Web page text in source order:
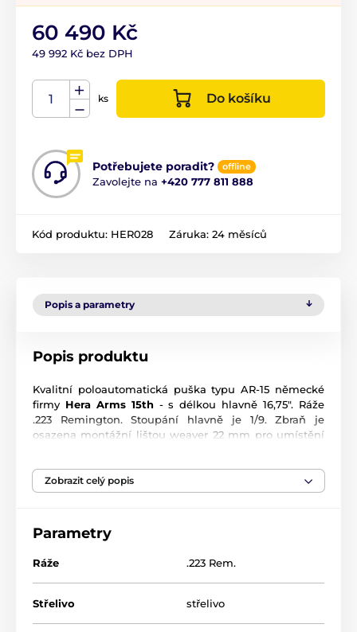
60 490 Kč
49 992 Kč bez DPH
ks Do košíku
Potřebujete poradit? offline
Zavolejte na +420 777 811 888
Kód produktu: HER028 Záruka: 24 měsíců
Popis a parametry
Popis produktu
Kvalitní poloautomatická puška typu AR-15 německé
firmy Hera Arms 15th- s délkou hlavně 16,75". Ráže
.223 Remington. Stoupání hlavně je 1/9. Zbraň je
osazena montážní lištou weaver 22 mm pro umístění
key-mode. Pistolová rukojeť má krytý prostor v rukojeti
pro příslušenství (baterie,...). Pevná pažba typu A2
Zobrazit celý popis
Parametry
Ráže .223 Rem.
Střelivo střelivo